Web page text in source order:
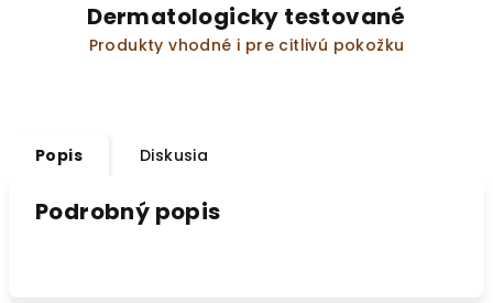
Dermatologicky testované
Produkty vhodné i pre citlivú pokožku
Popis Diskusia
Podrobný popis